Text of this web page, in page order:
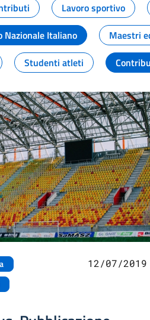
Lavoro sportivo
Nazionale Italiano
Maestri
Studenti atleti
12/07/2019